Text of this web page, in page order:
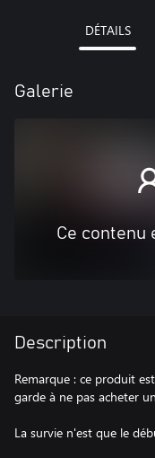
DÉTAILS
Galerie
Ce
Description
Remarque : ce produit
garde à ne pas acheter
La survie n'est que le